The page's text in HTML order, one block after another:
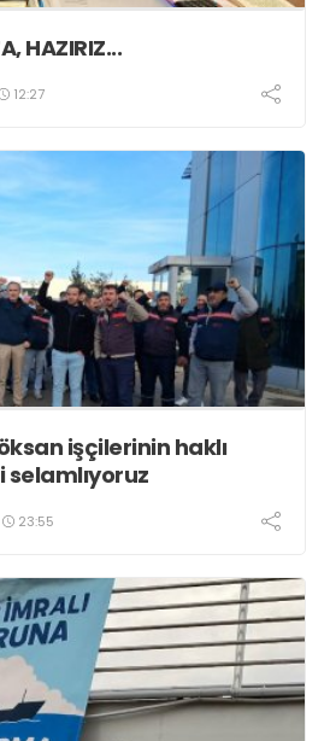
HAZIRIZ...
12:27
işçilerinin haklı
23:55